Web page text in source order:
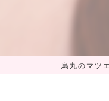
烏丸のマツ